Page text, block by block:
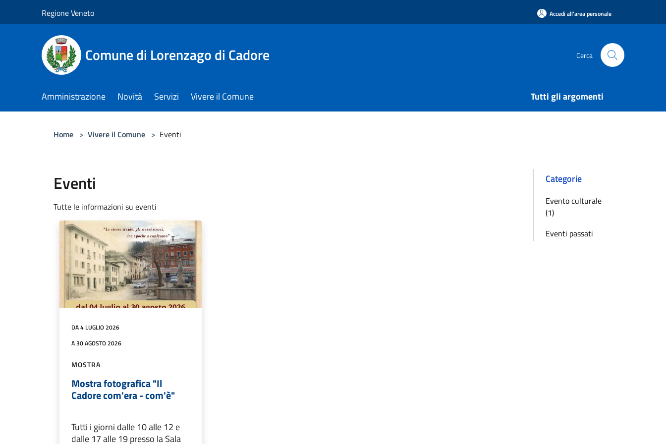
Regione Veneto Accedi all'area personale
Comune di Lorenzago di Cadore Cerca
Amministrazione Novità Servizi Vivere il Comune Tutti gli argomenti
Home > Vivere il Comune > Eventi
Eventi
Tutte le informazioni su eventi
DA 4 LUGLIO 2026
A 30 AGOSTO 2026
MOSTRA
Mostra fotografica "Il
Cadore com'era - com'è"
Tutti i giorni dalle 10 alle 12 e
dalle 17 alle 19 presso la Sala
Categorie
Evento culturale
(1)
Eventi passati